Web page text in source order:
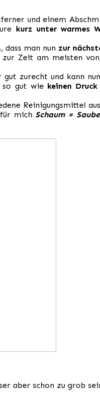
und einem
kurz unter warmes
man nun zur
Zeit am meisten
zurecht und kann
so gut wie keinen Druck
Reinigungsmittel
mich Schaum =
aber schon zu grob